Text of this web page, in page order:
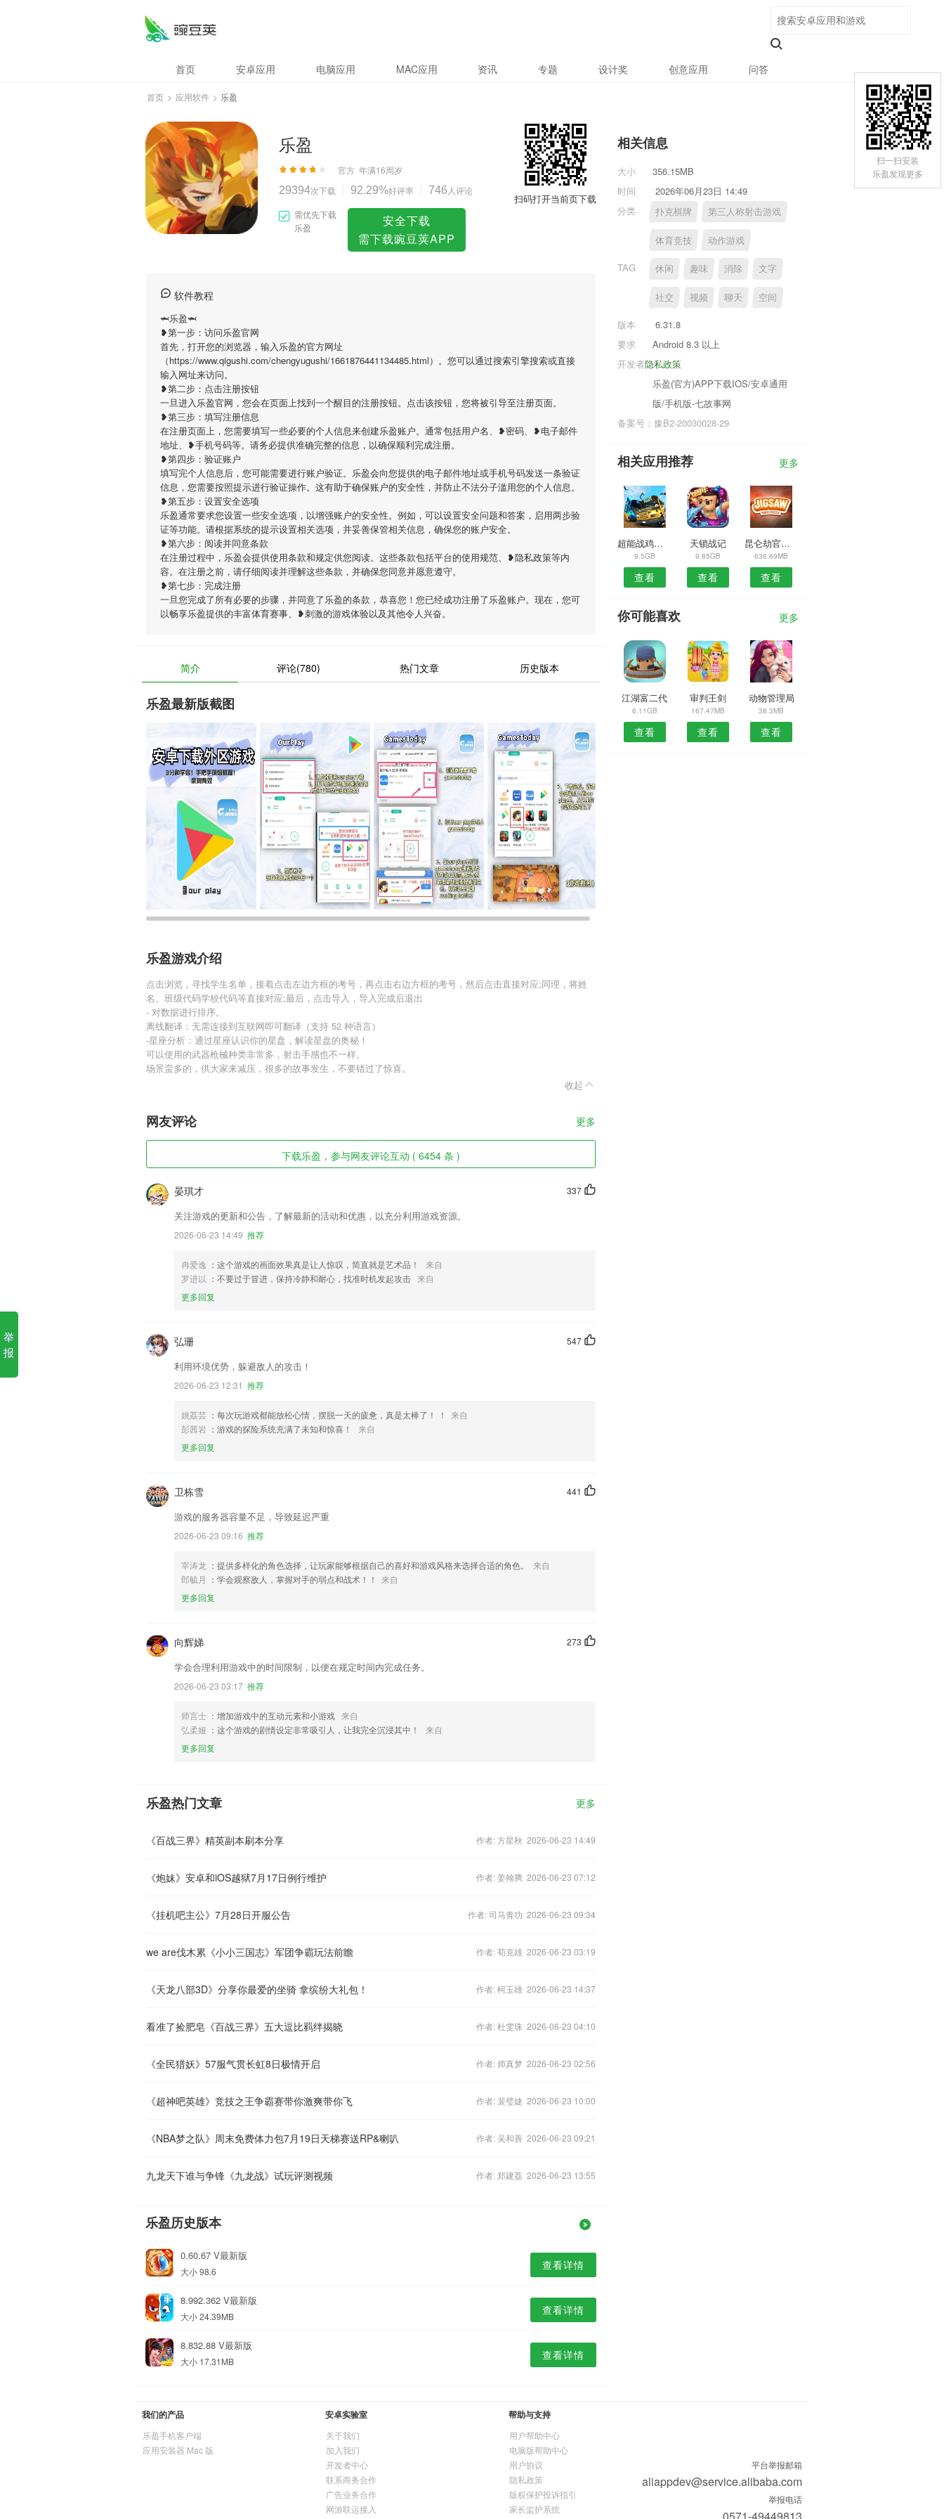
首页 安卓应用 电脑应用 MAC应用 资讯 专题 设计奖 创意应用 问答
首页 > 应用软件 > 乐盈
乐盈
官方 年满16周岁
29394次下载 92.29%好评率 746 人评论
需优先下载
乐盈
安全下载
需下载豌豆荚APP
扫码打开当前页下载
软件教程
🦈乐盈🦈
❥第一步：访问乐盈官网
首先，打开您的浏览器，输入乐盈的官方网址
（https://www.qigushi.com/chengyugushi/1661876441134485.html）。您可以通过搜索引擎搜索或直接
输入网址来访问。
❥第二步：点击注册按钮
一旦进入乐盈官网，您会在页面上找到一个醒目的注册按钮。点击该按钮，您将被引导至注册页面。
❥第三步：填写注册信息
在注册页面上，您需要填写一些必要的个人信息来创建乐盈账户。通常包括用户名、❥密码、❥电子邮件
地址、❥手机号码等。请务必提供准确完整的信息，以确保顺利完成注册。
❥第四步：验证账户
填写完个人信息后，您可能需要进行账户验证。乐盈会向您提供的电子邮件地址或手机号码发送一条验证
信息，您需要按照提示进行验证操作。这有助于确保账户的安全性，并防止不法分子滥用您的个人信息。
❥第五步：设置安全选项
乐盈通常要求您设置一些安全选项，以增强账户的安全性。例如，可以设置安全问题和答案，启用两步验
证等功能。请根据系统的提示设置相关选项，并妥善保管相关信息，确保您的账户安全。
❥第六步：阅读并同意条款
在注册过程中，乐盈会提供使用条款和规定供您阅读。这些条款包括平台的使用规范、❥隐私政策等内
容。在注册之前，请仔细阅读并理解这些条款，并确保您同意并愿意遵守。
❥第七步：完成注册
一旦您完成了所有必要的步骤，并同意了乐盈的条款，恭喜您！您已经成功注册了乐盈账户。现在，您可
以畅享乐盈提供的丰富体育赛事、❥刺激的游戏体验以及其他令人兴奋。
简介 评论(780) 热门文章 历史版本
乐盈最新版截图
乐盈游戏介绍
点击浏览，寻找学生名单，接着点击左边方框的考号，再点击右边方框的考号，然后点击直接对应;同理，将姓
名、班级代码学校代码等直接对应;最后，点击导入，导入完成后退出
- 对数据进行排序。
离线翻译：无需连接到互联网即可翻译（支持 52 种语言）
-星座分析：通过星座认识你的星盘，解读星盘的奥秘！
可以使用的武器枪械种类非常多，射击手感也不一样。
场景蛮多的，供大家来减压，很多的故事发生，不要错过了惊喜。
收起
网友评论 更多
下载乐盈，参与网友评论互动 ( 6454 条 )
337
晏琪才
关注游戏的更新和公告，了解最新的活动和优惠，以充分利用游戏资源。
2026-06-23 14:49 推荐
冉爱逸 ：这个游戏的画面效果真是让人惊叹，简直就是艺术品！
来自
罗进以 ：不要过于冒进，保持冷静和耐心，找准时机发起攻击 来自
更多回复
547
弘珊
利用环境优势，躲避敌人的攻击！
2026-06-23 12:31 推荐
姚荔芸 ：每次玩游戏都能放松心情，摆脱一天的疲惫，真是太棒了！ ！
来自
彭茜岩 ：游戏的探险系统充满了未知和惊喜！
来自
更多回复
441
卫栋雪
游戏的服务器容量不足，导致延迟严重
2026-06-23 09:16 推荐
宰涛龙 ：提供多样化的角色选择，让玩家能够根据自己的喜好和游戏风格来选择合适的角色。
来自
郎毓月 ：学会观察敌人，掌握对手的弱点和战术！！
来自
更多回复
273
向辉娣
学会合理利用游戏中的时间限制，以便在规定时间内完成任务。
2026-06-23 03:17 推荐
师言士 ：增加游戏中的互动元素和小游戏 来自
弘柔娅 ：这个游戏的剧情设定非常吸引人，让我完全沉浸其中！
来自
更多回复
乐盈热门文章 更多
《百战三界》精英副本刷本分享 作者: 方星秋 2026-06-23 14:49
《炮妹》安卓和iOS越狱7月17日例行维护 作者: 姜翰腾 2026-06-23 07:12
《挂机吧主公》7月28日开服公告 作者: 司马青功 2026-06-23 09:34
we are伐木累《小小三国志》军团争霸玩法前瞻 作者: 荀克雄 2026-06-23 03:19
《天龙八部3D》分享你最爱的坐骑 拿缤纷大礼包！ 作者: 柯玉雄 2026-06-23 14:37
看准了捡肥皂《百战三界》五大逗比羁绊揭晓 作者: 杜雯珠 2026-06-23 04:10
《全民猎妖》57服气贯长虹8日极情开启 作者: 师真梦 2026-06-23 02:56
《超神吧英雄》竞技之王争霸赛带你激爽带你飞 作者: 裴璧婕 2026-06-23 10:00
《NBA梦之队》周末免费体力包7月19日天梯赛送RP&喇叭 作者: 吴和善 2026-06-23 09:21
九龙天下谁与争锋《九龙战》试玩评测视频 作者: 郑建荔 2026-06-23 13:55
乐盈历史版本
0.60.67 V最新版
大小 98.6 查看详情
8.992.362 V最新版
大小 24.39MB 查看详情
8.832.88 V最新版
大小 17.31MB 查看详情
相关信息
大小
356.15MB
时间
2026年06月23日 14:49
分类
扑克棋牌 第三人称射击游戏
体育竞技 动作游戏
TAG 休闲 趣味 消除 文字
社交 视频 聊天 空间
版本
6.31.8
要求
Android 8.3 以上
隐私政策
开发者
乐盈(官方)APP下载IOS/安卓通用
版/手机版-七故事网
备案号：豫B2-20030028-29
相关应用推荐 更多
超能战鸡华为版
9.5GB
查看
天锁战记
9.85GB
查看
昆仑劫官方版
636.69MB
查看
你可能喜欢 更多
江湖富二代
6.11GB
查看
审判王剑
167.47MB
查看
动物管理局
38.3MB
查看
我们的产品
乐盈手机客户端
应用安装器 Mac 版
安卓实验室
关于我们
加入我们
开发者中心
联系商务合作
广告业务合作
网游联运接入
帮助与支持
用户帮助中心
电脑版帮助中心
用户协议
隐私政策
版权保护投诉指引
家长监护系统
平台举报邮箱
aliappdev@service.alibaba.com
举报电话
扫一扫安装
乐盈发现更多
举
报